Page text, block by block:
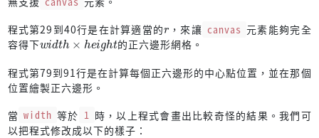
程式第29到40行是在計算適當的
，來讓 canvas 元素能夠完全
容得下width×heig
ht
的正六邊形網格。
程式第79到91行是在計算每個正六邊形的中心點位置，並在那個
位置繪製正六邊形。
當 width 等於 1 時，以上程式會畫出比較奇怪的結果。我們可
以把程式修改成以下的樣子：